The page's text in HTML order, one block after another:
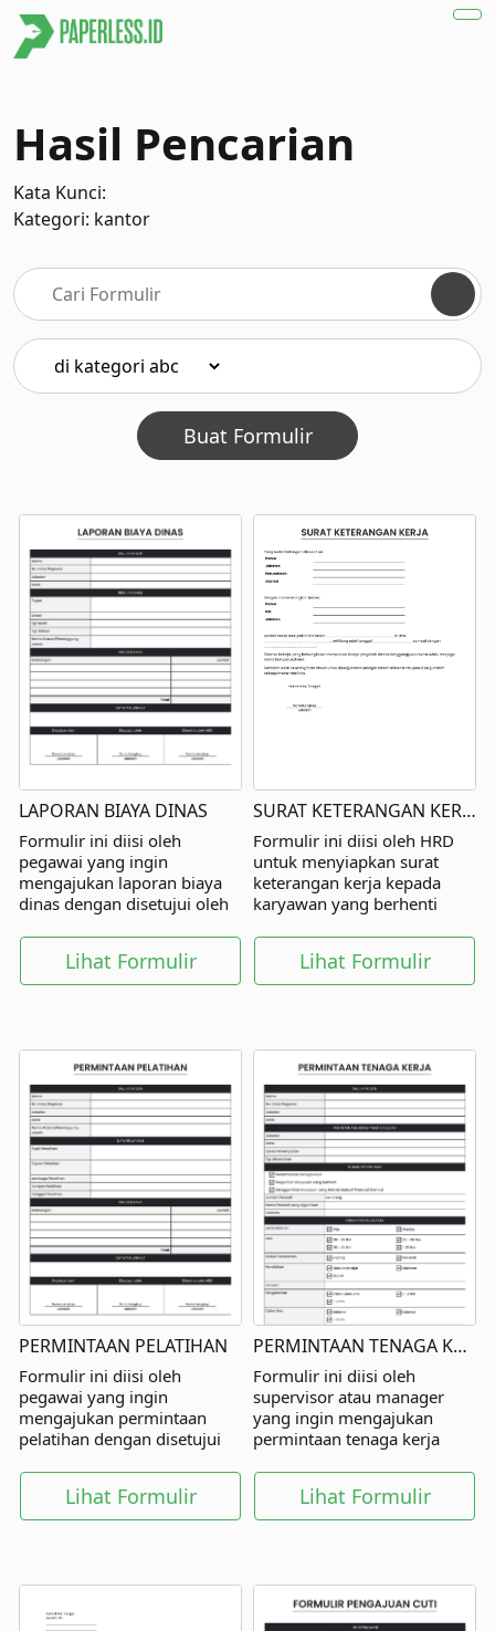
Hasil Pencarian
Kata Kunci:
Kategori: kantor
Buat Formulir
LAPORAN BIAYA DINAS
Formulir ini diisi oleh
pegawai yang ingin
mengajukan laporan biaya
dinas dengan disetujui oleh
lainnya.
Lihat Formulir
SURAT KETERANGAN KERJA
Formulir ini diisi oleh HRD
untuk menyiapkan surat
keterangan kerja kepada
karyawan yang berhenti
Lihat Formulir
PERMINTAAN PELATIHAN
Formulir ini diisi oleh
pegawai yang ingin
mengajukan permintaan
pelatihan dengan disetujui
pihak lainnya.
Lihat Formulir
PERMINTAAN TENAGA KERJA
Formulir ini diisi oleh
supervisor atau manager
yang ingin mengajukan
permintaan tenaga kerja
langsung dan pihak lainnya.
Lihat Formulir